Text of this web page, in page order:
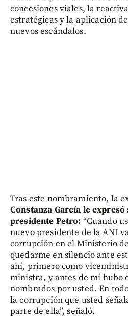
concesiones viales, la
estratégicas y la aplicación
nuevos escándalos.
Tras este nombramiento, la
Constanza García le
presidente Petro: “Cuando
nuevo presidente de la ANI
corrupción en el Ministerio
quedarme en silencio ante
ahí, primero como
ministra, y antes de mí hubo
nombrados por usted. En
la corrupción que usted
parte de ella”, señaló.